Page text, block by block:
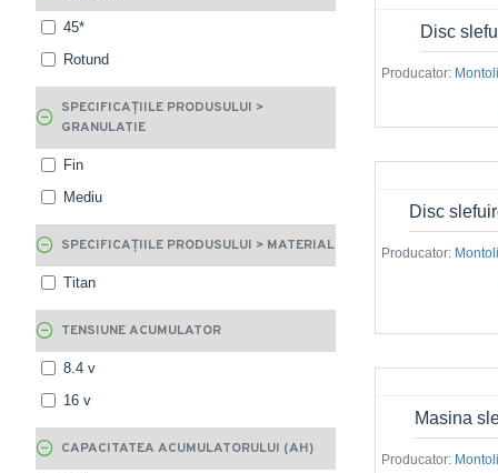
TENSIUNE ACUMULATOR
8.4 v
16 v
CAPACITATEA ACUMULATORULUI (AH)
45*
Rotund
SPECIFICAȚIILE PRODUSULUI >
GRANULATIE
Fin
Mediu
SPECIFICAȚIILE PRODUSULUI > MATERIAL
Titan
Producator:
Disc
Producator:
Disc
Producator:
Masina